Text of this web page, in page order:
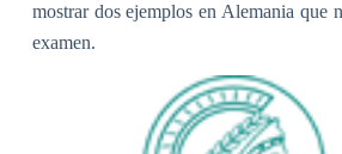
mostrar dos ejemplos en Alemania que
examen.